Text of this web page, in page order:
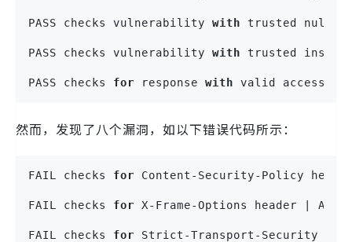
PASS checks vulnerability with trusted null
PASS checks vulnerability with trusted
PASS checks for response with valid access
然而，发现了八个漏洞，如以下错误代码所示：
FAIL checks for Content-Security-Policy
FAIL checks for X-Frame-Options header |
FAIL checks for Strict-Transport-Security